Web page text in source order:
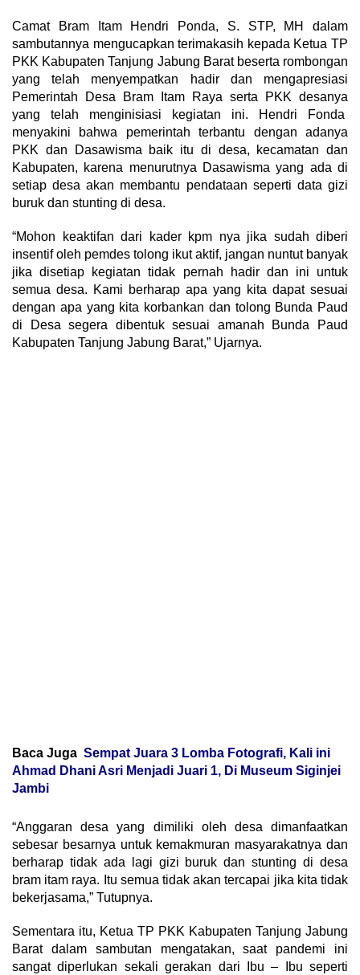
Camat Bram Itam Hendri Ponda, S. STP, MH dalam
sambutannya mengucapkan terimakasih kepada Ketua TP
PKK Kabupaten Tanjung Jabung Barat beserta rombongan
yang telah menyempatkan hadir dan mengapresiasi
Pemerintah Desa Bram Itam Raya serta PKK desanya
yang telah menginisiasi kegiatan ini. Hendri Fonda
menyakini bahwa pemerintah terbantu dengan adanya
PKK dan Dasawisma baik itu di desa, kecamatan dan
Kabupaten, karena menurutnya Dasawisma yang ada di
setiap desa akan membantu pendataan seperti data gizi
buruk dan stunting di desa.
“Mohon keaktifan dari kader kpm nya jika sudah diberi
insentif oleh pemdes tolong ikut aktif, jangan nuntut banyak
jika disetiap kegiatan tidak pernah hadir dan ini untuk
semua desa. Kami berharap apa yang kita dapat sesuai
dengan apa yang kita korbankan dan tolong Bunda Paud
di Desa segera dibentuk sesuai amanah Bunda Paud
Kabupaten Tanjung Jabung Barat,” Ujarnya.
Baca Juga Sempat Juara 3 Lomba Fotografi, Kali ini
Ahmad Dhani Asri Menjadi Juari 1, Di Museum Siginjei
Jambi
“Anggaran desa yang dimiliki oleh desa dimanfaatkan
sebesar besarnya untuk kemakmuran masyarakatnya dan
berharap tidak ada lagi gizi buruk dan stunting di desa
bram itam raya. Itu semua tidak akan tercapai jika kita tidak
bekerjasama,” Tutupnya.
Sementara itu, Ketua TP PKK Kabupaten Tanjung Jabung
Barat dalam sambutan mengatakan, saat pandemi ini
sangat diperlukan sekali gerakan dari Ibu – Ibu seperti